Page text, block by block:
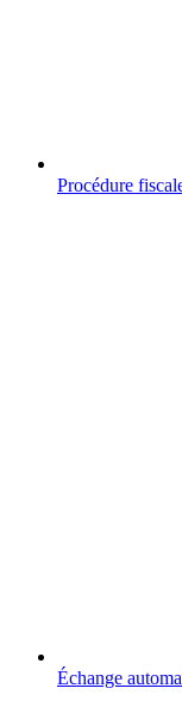
Procédure
Échange